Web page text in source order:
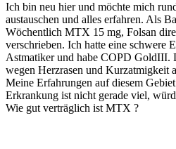
Ich bin neu hier und möchte mich
austauschen und alles erfahren. Als
Wöchentlich MTX 15 mg, Folsan
verschrieben. Ich hatte eine schwere
Astmatiker und habe COPD GoldIII.
wegen Herzrasen und Kurzatmigkeit
Meine Erfahrungen auf diesem
Erkrankung ist nicht gerade viel,
Wie gut verträglich ist MTX ?